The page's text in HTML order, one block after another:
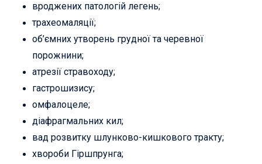
вроджених патологій легень;
трахеомаляції;
об’ємних утворень грудної та черевної
порожнини;
атрезії стравоходу;
гастрошизису;
омфалоцеле;
діафрагмальних кил;
вад розвитку шлунково-кишкового тракту;
хвороби Гіршпрунга;